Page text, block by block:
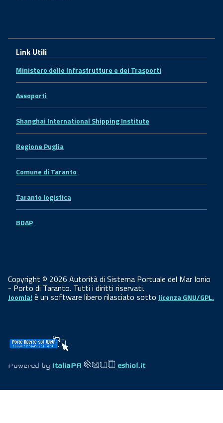
Link Utili
Ministero delle Infrastrutture e dei Trasporti
Assoporti
Shanghai International Shipping Institute
Regione Puglia
Comune di Taranto
Taranto logistica
BDAP
Copyright © 2026 Autorità di Sistema Portuale del Mar Ionio
- Porto di Taranto. Tutti i diritti riservati.
Joomla! è un software libero rilasciato sotto licenza GNU/GPL.
Powered by ItaliaPA eshiol.it